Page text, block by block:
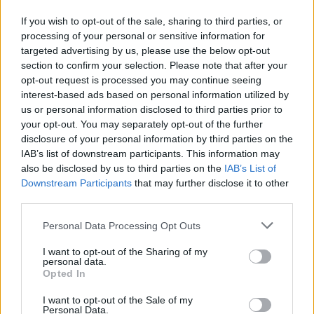
If you wish to opt-out of the sale, sharing to third parties, or
processing of your personal or sensitive information for
targeted advertising by us, please use the below opt-out
section to confirm your selection. Please note that after your
opt-out request is processed you may continue seeing
interest-based ads based on personal information utilized by
us or personal information disclosed to third parties prior to
your opt-out. You may separately opt-out of the further
disclosure of your personal information by third parties on the
IAB’s list of downstream participants. This information may
also be disclosed by us to third parties on the IAB’s List of
Downstream Participants that may further disclose it to other
Please note that this website/app uses one or more Google
not limited to your visit or usage behaviour. You may click to
grant or deny consent to Google and its third-party tags to
use your data for below specified purposes in below Google
consent section.
Personal Data Processing Opt Outs
I want to opt-out of the Sharing of my
personal data.
Opted In
I want to opt-out of the Sale of my
Personal Data.
2026.08.06. Fazekas Adrián
A Szolnok megyei gazdák nagyon nem akarták a
JÉGER további üzemeltetését
alkalmazkodik a gazdálkodók döntéséhez az